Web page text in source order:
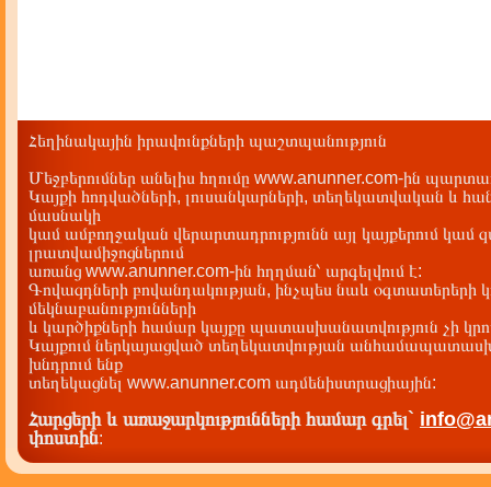
Հեղինակային իրավունքների պաշտպանություն
Մեջբերումներ անելիս հղումը www.anunner.com-ին
Կայքի հոդվածների, լուսանկարների, տեղեկատվական և
մասնակի
կամ ամբողջական վերարտադրությունն այլ կայքերում կամ
լրատվամիջոցներում
առանց www.anunner.com-ին հղղման՝ արգելվում է:
Գովազդների բովանդակության, ինչպես նաև օգտատերերի
մեկնաբանությունների
և կարծիքների համար կայքը պատասխանատվություն չի
Կայքում ներկայացված տեղեկատվության
խնդրում ենք
տեղեկացնել www.anunner.com ադմենիստրացիային:
Հարցերի և առաջարկությունների համար գրել`
փոստին: